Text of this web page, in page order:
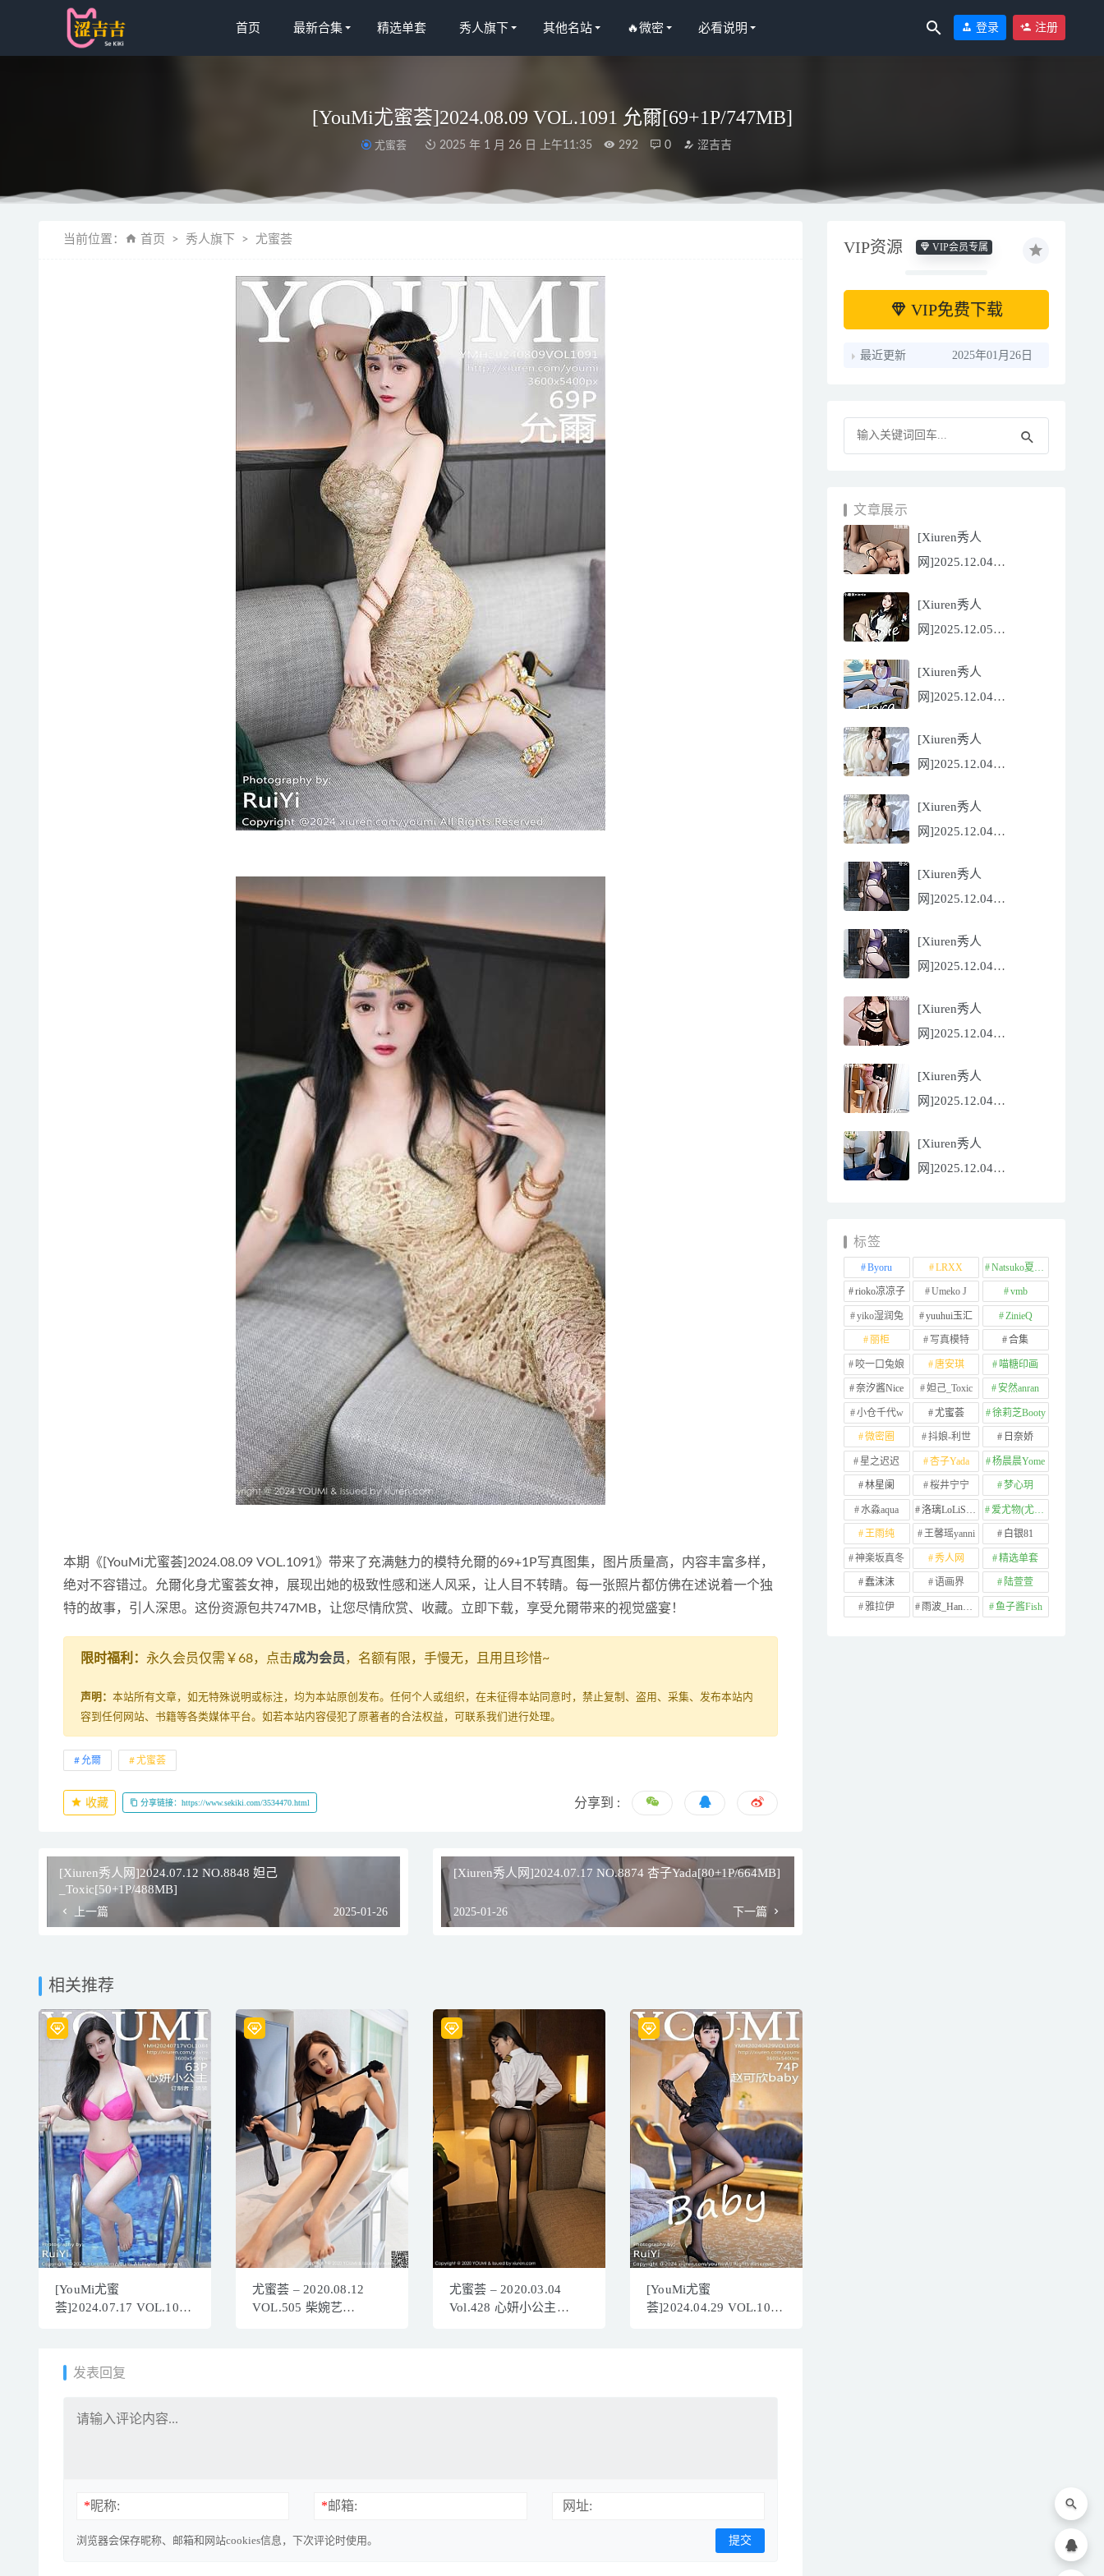
首页 最新合集 精选单套 秀人旗下 其他名站 🔥微密 必看说明 登录 注册
[YouMi尤蜜荟]2024.08.09 VOL.1091 允爾[69+1P/747MB]
尤蜜荟 2025 年 1 月 26 日 上午11:35 292 0 涩吉吉
当前位置： 首页 秀人旗下 尤蜜荟
本期《[YouMi尤蜜荟]2024.08.09 VOL.1091》带来了充满魅力的模特允爾的69+1P写真图集，图片质量高，内容丰富多样，
绝对不容错过。允爾化身尤蜜荟女神，展现出她的极致性感和迷人风采，让人目不转睛。每一张照片都仿佛在述说着一个独
特的故事，引人深思。这份资源包共747MB，让您尽情欣赏、收藏。立即下载，享受允爾带来的视觉盛宴！
限时福利： 永久会员仅需￥68，点击成为会员，名额有限，手慢无，且用且珍惜~
声明： 本站所有文章，如无特殊说明或标注，均为本站原创发布。任何个人或组织，在未征得本站同意时，禁止复制、盗用、采集、发布本站内
容到任何网站、书籍等各类媒体平台。如若本站内容侵犯了原著者的合法权益，可联系我们进行处理。
允爾 尤蜜荟
收藏 分享链接：https://www.sekiki.com/3534470.html 分享到 :
[Xiuren秀人网]2024.07.12 NO.8848 妲己
_Toxic[50+1P/488MB]
上一篇 2025-01-26
[Xiuren秀人网]2024.07.17 NO.8874 杏子Yada[80+1P/664MB]
2025-01-26 下一篇
相关推荐
[YouMi尤蜜
荟]2024.07.17 VOL.1084
尤蜜荟 – 2020.08.12
VOL.505 柴婉艺
尤蜜荟 – 2020.03.04
Vol.428 心妍小公主
[YouMi尤蜜
荟]2024.04.29 VOL.1056
发表回复
*昵称: *邮箱: 网址:
浏览器会保存昵称、邮箱和网站cookies信息，下次评论时使用。
VIP资源 VIP会员专属
VIP免费下载
最近更新 2025年01月26日
文章展示
[Xiuren秀人
网]2025.12.04
[81P/751.43MB]
[Xiuren秀人
网]2025.12.05
nienie[60P/642.39MB]
[Xiuren秀人
网]2025.12.04
Flora[81P/832.27MB]
[Xiuren秀人
网]2025.12.04
[56P/602.69MB]
[Xiuren秀人
网]2025.12.04
[56P/602.69MB]
[Xiuren秀人
网]2025.12.04
[71P/960.78MB]
[Xiuren秀人
网]2025.12.04
[71P/960.78MB]
[Xiuren秀人
网]2025.12.04
[86P/762.32MB]
[Xiuren秀人
网]2025.12.04
Well11[67P/745.99MB]
[Xiuren秀人
网]2025.12.04
标签
Byoru LRXX Natsuko夏夏子
rioko凉凉子 Umeko J vmb
yiko湿润兔 yuuhui玉汇 ZinieQ
丽柜 写真模特 合集
咬一口兔娘 唐安琪 喵糖印画
奈汐酱Nice 妲己_Toxic 安然anran
小仓千代w 尤蜜荟 徐莉芝Booty
微密圈 抖娘-利世 日奈娇
星之迟迟 杏子Yada 杨晨晨Yome
林星阑 桜井宁宁 梦心玥
水淼aqua 洛璃LoLiSAMA 爱尤物(尤果网)
王雨纯 王馨瑶yanni 白银81
神楽坂真冬 秀人网 精选单套
蠢沫沫 语画界 陆萱萱
雅拉伊 雨波_HaneAme 鱼子酱Fish
麻花酱 – NO.55 碧蓝妮姬 海伦娜 [21P-188M] 2023-08-28
轩萧学姐 NO.045 胜利女神 拉毗 [50P-279M]
[XIAOYU语画界]2021.09.06 VOL.608 言沫[83+1P／612MB]